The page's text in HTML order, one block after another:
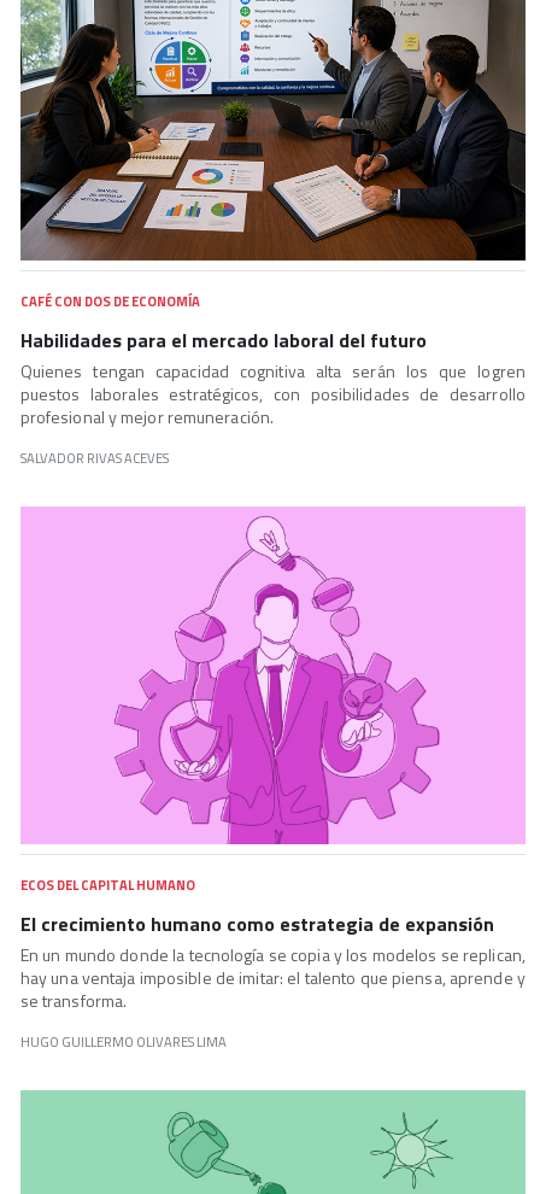
CAFÉ CON DOS DE ECONOMÍA
Habilidades para el mercado laboral del futuro
Quienes tengan capacidad cognitiva alta serán los que logren
puestos laborales estratégicos, con posibilidades de desarrollo
profesional y mejor remuneración.
SALVADOR RIVAS ACEVES
ECOS DEL CAPITAL HUMANO
El crecimiento humano como estrategia de expansión
En un mundo donde la tecnología se copia y los modelos se replican,
hay una ventaja imposible de imitar: el talento que piensa, aprende y
se transforma.
HUGO GUILLERMO OLIVARES LIMA